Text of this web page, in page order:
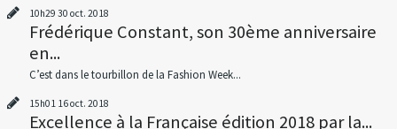
10h29 30 oct. 2018
Frédérique Constant, son 30ème anniversaire
en...
C’est dans le tourbillon de la Fashion Week...
15h01 16oct. 2018
Excellence à la Française édition 2018 par la...